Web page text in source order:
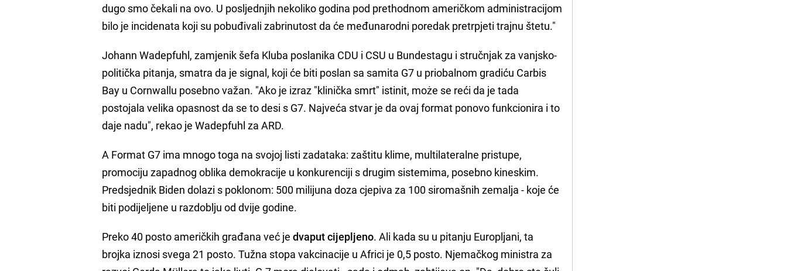
dugo smo čekali na ovo. U posljednjih nekoliko godina pod prethodnom američkom administracijom
bilo je incidenata koji su pobuđivali zabrinutost da će međunarodni poredak pretrpjeti trajnu štetu."
Johann Wadepfuhl, zamjenik šefa Kluba poslanika CDU i CSU u Bundestagu i stručnjak za vanjsko-
politička pitanja, smatra da je signal, koji će biti poslan sa samita G7 u priobalnom gradiću Carbis
Bay u Cornwallu posebno važan. "Ako je izraz "klinička smrt" istinit, może se reći da je tada
postojala velika opasnost da se to desi s G7. Najveća stvar je da ovaj format ponovo funkcionira i to
daje nadu", rekao je Wadepfuhl za ARD.
A Format G7 ima mnogo toga na svojoj listi zadataka: zaštitu klime, multilateralne pristupe,
promociju zapadnog oblika demokracije u konkurenciji s drugim sistemima, posebno kineskim.
Predsjednik Biden dolazi s poklonom: 500 milijuna doza cjepiva za 100 siromašnih zemalja - koje će
biti podijeljene u razdoblju od dvije godine.
Preko 40 posto američkih građana već jedvaput cijepljeno. Ali kada su u pitanju Europljani, ta
brojka iznosi svega 21 posto. Tužna stopa vakcinacije u Africi je 0,5 posto. Njemačkog ministra za